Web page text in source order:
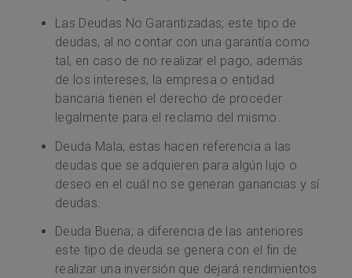
Las Deudas No Garantizadas; este tipo de
deudas, al no contar con una garantía como
tal, en caso de no realizar el pago, además
de los intereses, la empresa o entidad
bancaria tienen el derecho de proceder
legalmente para el reclamo del mismo.
Deuda Mala; estas hacen referencia a las
deudas que se adquieren para algún lujo o
deseo en el cuál no se generan ganancias y sí
deudas.
Deuda Buena; a diferencia de las anteriores
este tipo de deuda se genera con el fin de
realizar una inversión que dejará rendimientos